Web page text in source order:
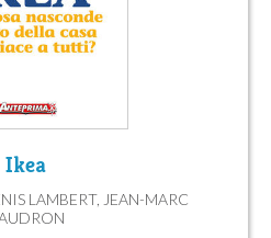
Ikea
LAMBERT, JEAN-MARC